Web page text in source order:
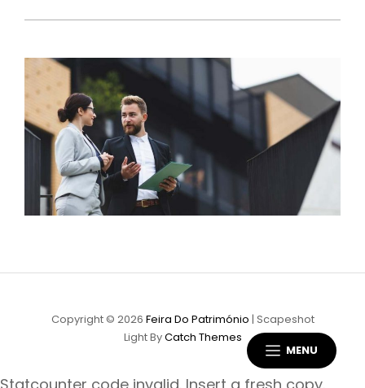
MENU
Copyright © 2026 Feira Do Património | Scapeshot
Light ByCatch Themes